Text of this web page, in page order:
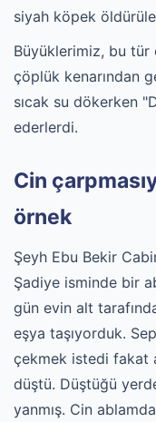
siyah köpek
Büyüklerimiz, bu tür
çöplük kenarından
sıcak su dökerken
ederlerdi.
Cin
örnek
Şeyh Ebu Bekir
Şadiye isminde bir
gün evin alt
eşya taşıyorduk.
çekmek istedi fakat
düştü. Düştüğü
yanmış. Cin